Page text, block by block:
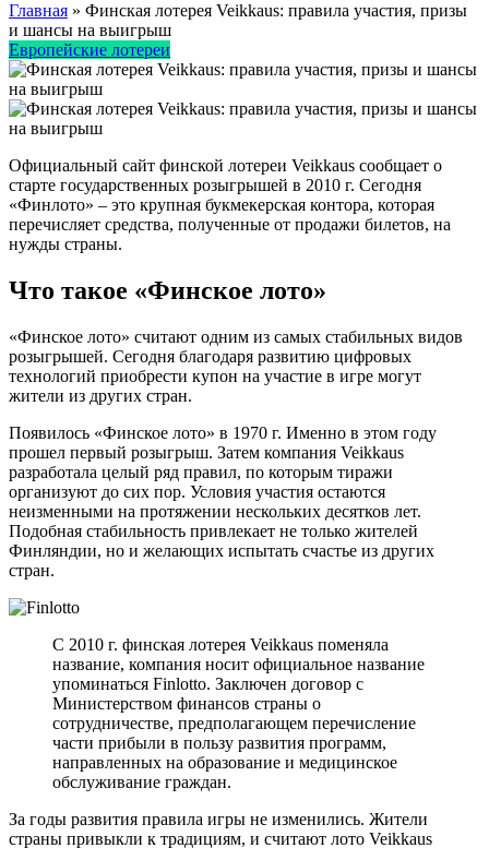
Главная » Финская лотерея Veikkaus: правила участия, призы
и шансы на выигрыш
Европейские лотереи
Официальный сайт финской лотереи Veikkaus сообщает о
старте государственных розыгрышей в 2010 г. Сегодня
«Финлото» – это крупная букмекерская контора, которая
перечисляет средства, полученные от продажи билетов, на
нужды страны.
Что такое «Финское лото»
«Финское лото» считают одним из самых стабильных видов
розыгрышей. Сегодня благодаря развитию цифровых
технологий приобрести купон на участие в игре могут
жители из других стран.
Появилось «Финское лото» в 1970 г. Именно в этом году
прошел первый розыгрыш. Затем компания Veikkaus
разработала целый ряд правил, по которым тиражи
организуют до сих пор. Условия участия остаются
неизменными на протяжении нескольких десятков лет.
Подобная стабильность привлекает не только жителей
Финляндии, но и желающих испытать счастье из других
стран.
С 2010 г. финская лотерея Veikkaus поменяла
название, компания носит официальное название
упоминаться Finlotto. Заключен договор с
Министерством финансов страны о
сотрудничестве, предполагающем перечисление
части прибыли в пользу развития программ,
направленных на образование и медицинское
обслуживание граждан.
За годы развития правила игры не изменились. Жители
страны привыкли к традициям, и считают лото Veikkaus